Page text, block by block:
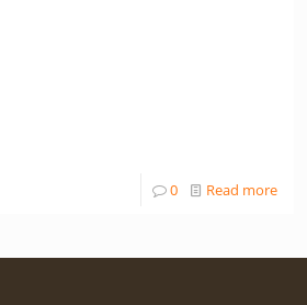
0 Read more